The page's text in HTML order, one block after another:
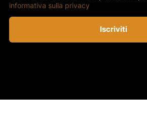
informativa sulla privacy
Iscriviti